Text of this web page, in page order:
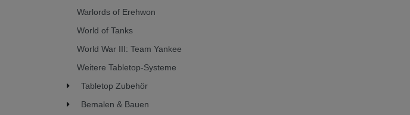
Warlords of Erehwon
World of Tanks
World War III: Team Yankee
Weitere Tabletop-Systeme
Tabletop Zubehör
Bemalen & Bauen